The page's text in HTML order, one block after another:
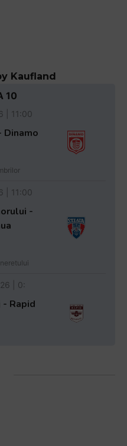
Kaufland
10
| 11:00
Dinamo
| 11:00
-
| 0:
- Rapid